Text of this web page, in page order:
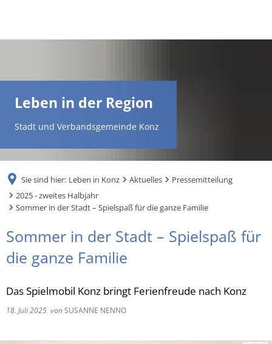
RU
Leben in der Region
Stadt und Verbandsgemeinde Konz
Sie sind hier: Leben in Konz Aktuelles
Pressemitteilung
2025 - zweites Halbjahr
Sommer in der Stadt – Spielspaß für die ganze Familie
Sommer in der Stadt – Spielspaß für
die ganze Familie
Das Spielmobil Konz bringt Ferienfreude nach Konz
18. Juli 2025 vonSUSANNE NENNO